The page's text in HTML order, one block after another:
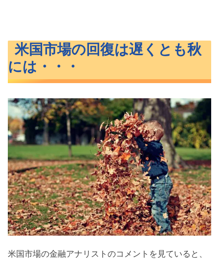
米国市場の回復は遅くとも秋
には・・・
米国市場の金融アナリストのコメントを見ていると、